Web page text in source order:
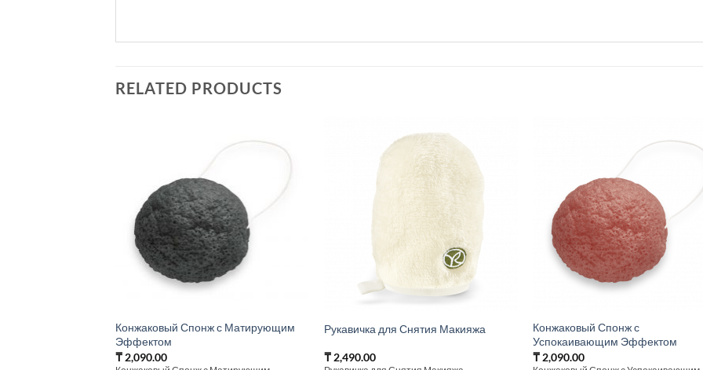
RELATED PRODUCTS
Конжаковый Спонж с Матирующим
Эффектом
₸2,090.00
Рукавичка для Снятия Макияжа
₸ 2,490.00
Конжаковый Спонж с
Успокаивающим Эффектом
₸ 2,090.00